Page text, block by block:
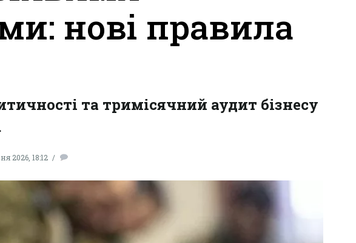
нові правила
та тримісячний аудит бізнесу
2026, 18:12